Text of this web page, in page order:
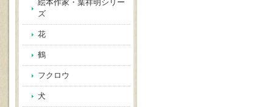
絵本作家・葉祥明シリー
ズ
花
鶴
フクロウ
犬